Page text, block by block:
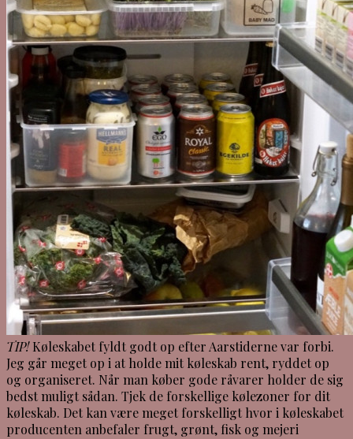
TIP!Køleskabet fyldt godt op efter Aarstiderne var forbi.
Jeg går meget op i at holde mit køleskab rent, ryddet op
og organiseret. Når man køber gode råvarer holder de sig
bedst muligt sådan. Tjek de forskellige kølezoner for dit
køleskab. Det kan være meget forskelligt hvor i køleskabet
producenten anbefaler frugt, grønt, fisk og mejeri